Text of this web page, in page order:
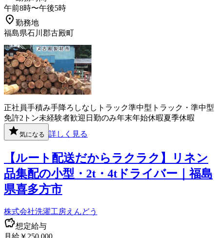
午前8時〜午後5時
勤務地
福島県石川郡古殿町
正社員手積み手降ろしなし トラック準中型トラック・準中型
免許2トン未経験者歓迎 日勤のみ年末年始休暇夏季休暇
気になる 詳しく見る
【ルート配送だからラクラク】リネン
品集配の小型・2t・4tドライバー｜福島
県喜多方市
株式会社洗濯工房えんどう
想定給与
月給￥250,000